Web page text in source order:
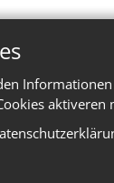
aktiveren